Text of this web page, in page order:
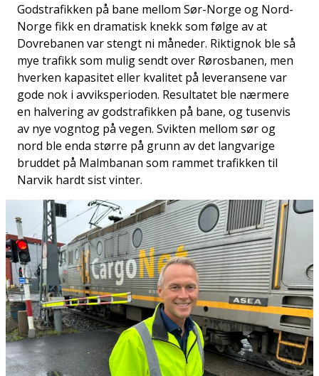
Godstrafikken på bane mellom Sør-Norge og Nord-
Norge fikk en dramatisk knekk som følge av at
Dovrebanen var stengt ni måneder. Riktignok ble så
mye trafikk som mulig sendt over Rørosbanen, men
hverken kapasitet eller kvalitet på leveransene var
gode nok i avviksperioden. Resultatet ble nærmere
en halvering av godstrafikken på bane, og tusenvis
av nye vogntog på vegen. Svikten mellom sør og
nord ble enda større på grunn av det langvarige
bruddet på Malmbanan som rammet trafikken til
Narvik hardt sist vinter.